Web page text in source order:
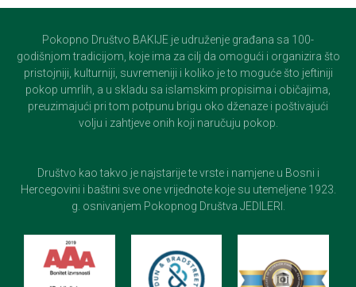
Pokopno Društvo BAKIJE je udruženje građana sa 100-
godišnjom tradicijom, koje ima za cilj da omogući i organizira što
pristojniji, kulturniji, suvremeniji i koliko je to moguće što jeftiniji
pokop umrlih, a u skladu sa islamskim propisima i običajima,
preuzimajući pri tom potpunu brigu oko dženaze i poštivajući
volju i zahtjeve onih koji naručuju pokop.
Društvo kao takvo je najstarije te vrste i namjene u Bosni i
Hercegovini i baštini sve one vrijednote koje su utemeljene 1923.
g. osnivanjem Pokopnog Društva JEDILERI.